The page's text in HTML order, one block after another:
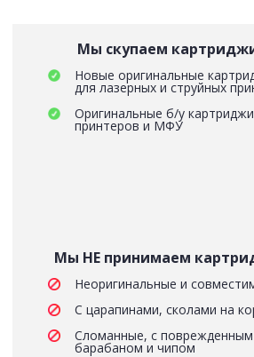
Мы скупаем
Новые оригинальные
для лазерных и струйных
Оригинальные б/у
принтеров и МФУ
Мы НЕ принимаем
Неоригинальные и
С царапинами, сколами на
Сломанные, с поврежденным
барабаном и чипом